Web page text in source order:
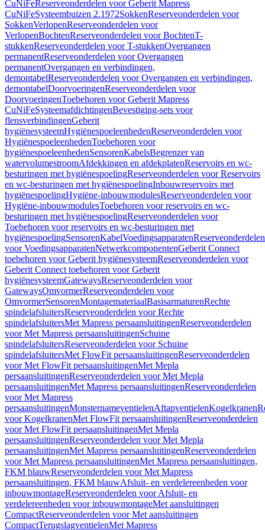
CuNiFeReserveonderdelen voor Geberit Mapress
CuNiFeSysteembuizen 2.1972SokkenReserveonderdelen voor
SokkenVerlopenReserveonderdelen voor
VerlopenBochtenReserveonderdelen voor BochtenT-
stukkenReserveonderdelen voor T-stukkenOvergangen
permanentReserveonderdelen voor Overgangen
permanentOvergangen en verbindingen,
demontabelReserveonderdelen voor Overgangen en verbindingen,
demontabelDoorvoeringenReserveonderdelen voor
DoorvoeringenToebehoren voor Geberit Mapress
CuNiFeSysteemafdichtingenBevestiging-sets voor
flensverbindingenGeberit
hygiënesysteemHygiënespoeleenhedenReserveonderdelen voor
HygiënespoeleenhedenToebehoren voor
hygiënespoeleenhedenSensorenKabelsBegrenzer van
watervolumestroomAfdekkingen en afdekplatenReservoirs en wc-
besturingen met hygiënespoelingReserveonderdelen voor Reservoirs
en wc-besturingen met hygiënespoelingInbouwreservoirs met
hygiënespoelingHygiëne-inbouwmodulesReserveonderdelen voor
Hygiëne-inbouwmodulesToebehoren voor reservoirs en wc-
besturingen met hygiënespoelingReserveonderdelen voor
Toebehoren voor reservoirs en wc-besturingen met
hygiënespoelingSensorenKabelVoedingsapparatenReserveonderdelen
voor VoedingsapparatenNetwerkcomponentenGeberit Connect
toebehoren voor Geberit hygiënesysteemReserveonderdelen voor
Geberit Connect toebehoren voor Geberit
hygiënesysteemGatewaysReserveonderdelen voor
GatewaysOmvormerReserveonderdelen voor
OmvormerSensorenMontagemateriaalBasisarmaturenRechte
spindelafsluitersReserveonderdelen voor Rechte
spindelafsluitersMet Mapress persaansluitingenReserveonderdelen
voor Met Mapress persaansluitingenSchuine
spindelafsluitersReserveonderdelen voor Schuine
spindelafsluitersMet FlowFit persaansluitingenReserveonderdelen
voor Met FlowFit persaansluitingenMet Mepla
persaansluitingenReserveonderdelen voor Met Mepla
persaansluitingenMet Mapress persaansluitingenReserveonderdelen
voor Met Mapress
persaansluitingenMonsternameventielenAftapventielenKogelkranen
voor KogelkranenMet FlowFit persaansluitingenReserveonderdelen
voor Met FlowFit persaansluitingenMet Mepla
persaansluitingenReserveonderdelen voor Met Mepla
persaansluitingenMet Mapress persaansluitingenReserveonderdelen
voor Met Mapress persaansluitingenMet Mapress persaansluitingen,
FKM blauwReserveonderdelen voor Met Mapress
persaansluitingen, FKM blauwAfsluit- en verdelereenheden voor
inbouwmontageReserveonderdelen voor Afsluit- en
verdelereenheden voor inbouwmontageMet aansluitingen
CompactReserveonderdelen voor Met aansluitingen
CompactTerugslagventielenMet Mapress